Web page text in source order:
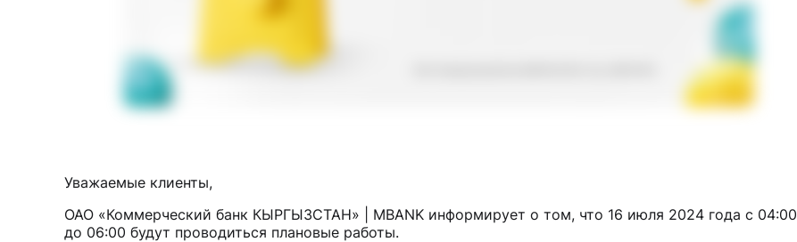
Уважаемые клиенты,
ОАО «Коммерческий банк КЫРГЫЗСТАН» | MBANK информирует о том, что 16 июля 2024 года с 04:00
до 06:00 будут проводиться плановые работы.